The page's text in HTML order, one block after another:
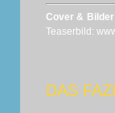
Cover &
Teaserbild:
DAS